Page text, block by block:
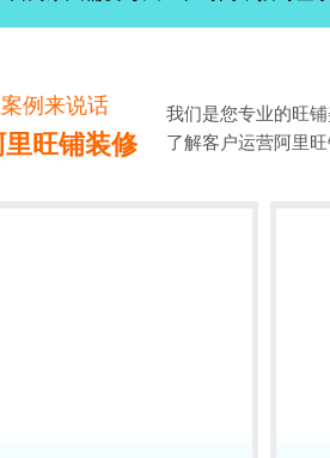
例来说话
里旺铺装修
我们是您专业的旺
了解客户运营阿里